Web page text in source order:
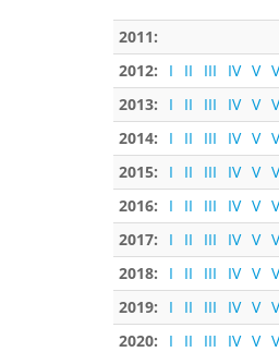
2011:
2012:
I II III IV V
2013:
I II III IV V
2014:
I II III IV V
2015:
I II III IV V
2016:
I II III IV V
2017:
I II III IV V
2018:
I II III IV V
2019:
I II III IV V
2020:
I II III IV V